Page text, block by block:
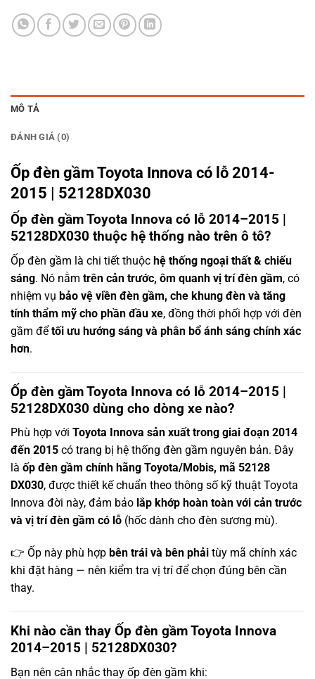
MÔ TẢ
ĐÁNH GIÁ (0)
Ốp đèn gầm Toyota Innova có lỗ 2014-
2015 | 52128DX030
Ốp đèn gầm Toyota Innova có lỗ 2014–2015 |
52128DX030 thuộc hệ thống nào trên ô tô?
Ốp đèn gầm là chi tiết thuộc hệ thống ngoại thất & chiếu
sáng. Nó nằm trên cản trước, ôm quanh vị trí đèn gầm, có
nhiệm vụ bảo vệ viền đèn gầm, che khung đèn và tăng
tính thẩm mỹ cho phần đầu xe, đồng thời phối hợp với đèn
gầm đểtối ưu hướng sáng và phân bổ ánh sáng chính xác
hơn.
Ốp đèn gầm Toyota Innova có lỗ 2014–2015 |
52128DX030 dùng cho dòng xe nào?
Phù hợp với Toyota Innova sản xuất trong giai đoạn 2014
đến 2015 có trang bị hệ thống đèn gầm nguyên bản. Đây
là ốp đèn gầm chính hãng Toyota/Mobis, mã 52128
DX030, được thiết kế chuẩn theo thông số kỹ thuật Toyota
Innova đời này, đảm bảo lắp khớp hoàn toàn với cản trước
và vị trí đèn gầm có lỗ (hốc dành cho đèn sương mù).
👉 Ốp này phù hợp bên trái và bên phải tùy mã chính xác
khi đặt hàng — nên kiểm tra vị trí để chọn đúng bên cần
thay.
Khi nào cần thay Ốp đèn gầm Toyota Innova
2014–2015 | 52128DX030?
Bạn nên cân nhắc thay ốp đèn gầm khi: